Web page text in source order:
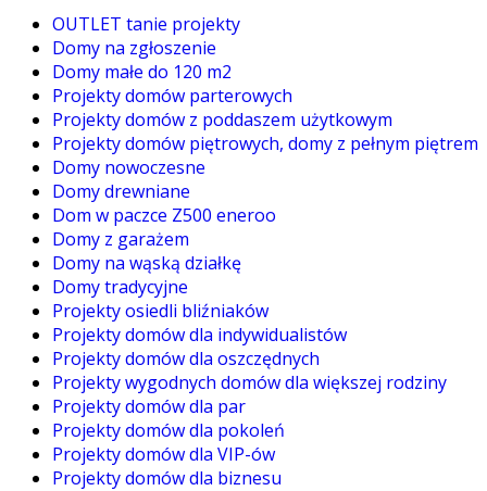
OUTLET tanie projekty
Domy na zgłoszenie
Domy małe do 120 m2
Projekty domów parterowych
Projekty domów z poddaszem użytkowym
Projekty domów piętrowych, domy z pełnym piętrem
Domy nowoczesne
Domy drewniane
Dom w paczce Z500 eneroo
Domy z garażem
Domy na wąską działkę
Domy tradycyjne
Projekty osiedli bliźniaków
Projekty domów dla indywidualistów
Projekty domów dla oszczędnych
Projekty wygodnych domów dla większej rodziny
Projekty domów dla par
Projekty domów dla pokoleń
Projekty domów dla VIP-ów
Projekty domów dla biznesu